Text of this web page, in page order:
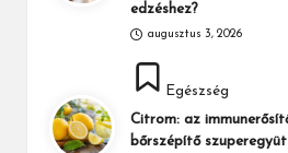
edzéshez?
augusztus 3, 2026
Posted
in
Egészség
Citrom: az
bőrszépítő